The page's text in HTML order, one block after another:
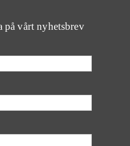
på vårt nyhetsbrev